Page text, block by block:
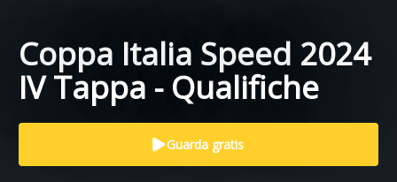
Coppa Italia Speed 2024
IV Tappa - Qualifiche
Guarda gratis